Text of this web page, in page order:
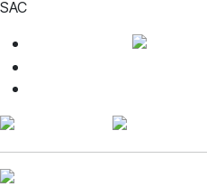
SAC